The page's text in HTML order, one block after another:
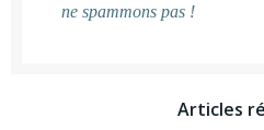
ne spammons pas !
Articles